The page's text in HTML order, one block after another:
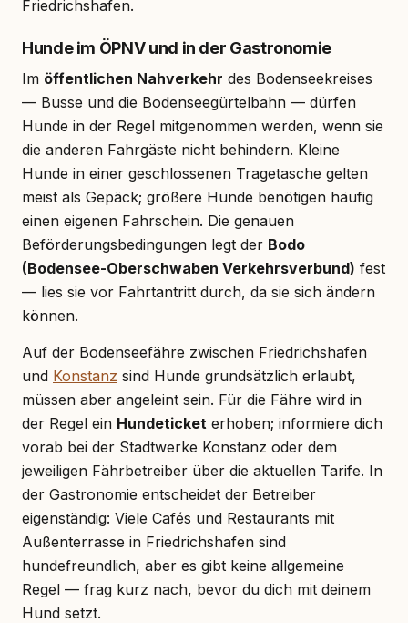
Friedrichshafen.
Hunde im ÖPNV und in der Gastronomie
Im öffentlichen Nahverkehr des Bodenseekreises
— Busse und die Bodenseegürtelbahn — dürfen
Hunde in der Regel mitgenommen werden, wenn sie
die anderen Fahrgäste nicht behindern. Kleine
Hunde in einer geschlossenen Tragetasche gelten
meist als Gepäck; größere Hunde benötigen häufig
einen eigenen Fahrschein. Die genauen
Beförderungsbedingungen legt der Bodo
(Bodensee-Oberschwaben Verkehrsverbund) fest
— lies sie vor Fahrtantritt durch, da sie sich ändern
können.
Auf der Bodenseefähre zwischen Friedrichshafen
und Konstanz sind Hunde grundsätzlich erlaubt,
müssen aber angeleint sein. Für die Fähre wird in
der Regel ein Hundeticket erhoben; informiere dich
vorab bei der Stadtwerke Konstanz oder dem
jeweiligen Fährbetreiber über die aktuellen Tarife. In
der Gastronomie entscheidet der Betreiber
eigenständig: Viele Cafés und Restaurants mit
Außenterrasse in Friedrichshafen sind
hundefreundlich, aber es gibt keine allgemeine
Regel — frag kurz nach, bevor du dich mit deinem
Hund setzt.